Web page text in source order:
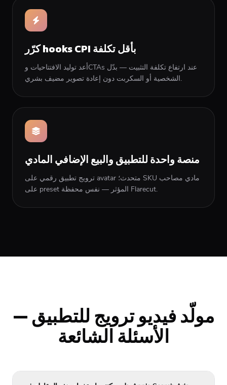
كرّر hooks CPI بأقل تكلفة
أعد توليد الافتتاحيات وCTAs عند ارتفاع تكلفة التثبيت — بدّل
الشخصية أو السكربت دون إعادة تصوير مضيف بشري.
منصة واحدة للتطبيق والبيع الإضافي المادي
ترويج تطبيق رقمي على avatar متحدث؛ SKU مادي مصاحب
على preset المؤثر — نفس محفظة Flarecut.
مولّد فيديو ترويج للتطبيق —
الأسئلة الشائعة